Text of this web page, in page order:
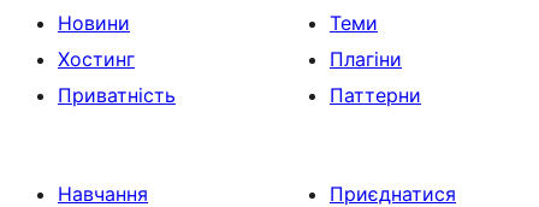
Новини
Хостинг
Приватність
Теми
Плагіни
Паттерни
Навчання
Приєднатися